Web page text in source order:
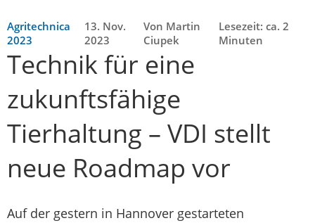
Agritechnica
2023
13. Nov.
2023
Von Martin
Ciupek
Lesezeit: ca. 2
Minuten
Technik für eine
zukunftsfähige
Tierhaltung – VDI stellt
neue Roadmap vor
Auf der gestern in Hannover gestarteten